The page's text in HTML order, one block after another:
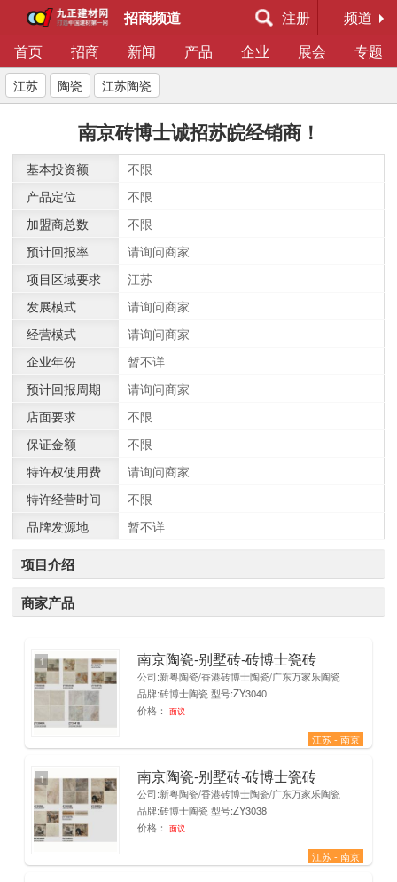
招商频道 注册
频道
首页
招商 新闻 产品 企业 展会 专题
江苏 陶瓷 江苏陶瓷
南京砖博士诚招苏皖经销商！
基本投资额
不限
产品定位
不限
加盟商总数
不限
预计回报率
请询问商家
项目区域要求
江苏
发展模式
请询问商家
经营模式
请询问商家
企业年份
暂不详
预计回报周期
请询问商家
店面要求
不限
保证金额
不限
特许权使用费
请询问商家
特许经营时间
不限
品牌发源地
暂不详
项目介绍
商家产品
南京陶瓷-别墅砖-砖博士瓷砖
公司:新粤陶瓷/香港砖博士陶瓷/广东万家乐陶瓷
品牌:砖博士陶瓷 型号:ZY3040
价格：
面议
江苏 - 南京
1
南京陶瓷-别墅砖-砖博士瓷砖
公司:新粤陶瓷/香港砖博士陶瓷/广东万家乐陶瓷
品牌:砖博士陶瓷 型号:ZY3038
价格：
面议
江苏 - 南京
1